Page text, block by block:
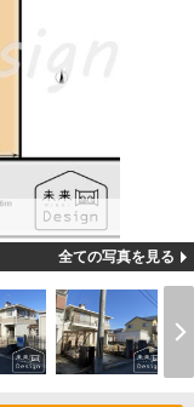
全ての写真を見る